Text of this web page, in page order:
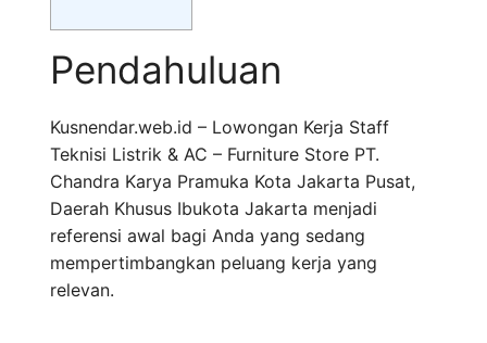
Pendahuluan
Kusnendar.web.id – Lowongan Kerja Staff
Teknisi Listrik & AC – Furniture Store PT.
Chandra Karya Pramuka Kota Jakarta Pusat,
Daerah Khusus Ibukota Jakarta menjadi
referensi awal bagi Anda yang sedang
mempertimbangkan peluang kerja yang
relevan.